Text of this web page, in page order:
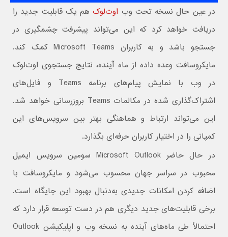
در عین حال نسخه تحت وب اوت‌لوکهم یک قابلیت جدید را
دریافت خواهد کرد که این می‌تواند پیشرفت چشمگیری در
جستجو باشد و به کاربران Microsoft Teams کمک کند.
مایکروسافت وعده داده از ماه آینده، نتایج جستجوی اوت‌لوک
در وب با نمایش پیام‌های برنامه Teams و فایل‌های
اشتراک‌گذاری شده در مکالمات Teams بروزرسانی خواهد شد.
این می‌تواند ارتباط و هماهنگی بهتر بین سرویس‌های این
کمپانی را در اختیار کاربران حرفه‌ای بگذارد.
در حال حاضر Microsoft Outlook سومین سرویس ایمیل
محبوب در سراسر جهان محسوب می‌شود و مایکروسافت با
اضافه کردن امکانات جدیدی به‌دنبال بهبود این جایگاه است.
برخی قابلیت‌های جدید دیگری هم در دست توسعه قرار دارد که
احتمالاً طی ماه‌های آینده به نسخه وب و اپلیکیشن Outlook